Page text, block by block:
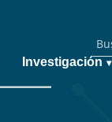
Investigación ▾